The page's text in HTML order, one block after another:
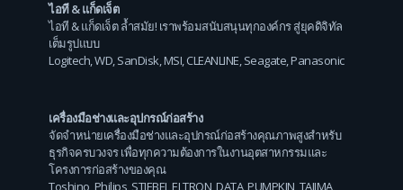
ไอที & แก็ดเจ็ต
ไอที & แก็ดเจ็ต ล้ำสมัย! เราพร้อมสนับสนุนทุกองค์กร สู่ยุคดิจิทัล
เต็มรูปแบบ
Logitech,WD,SanDisk,MSI,CLEANLINE,Seagate,Panasonic
เครื่องมือช่างและอุปกรณ์ก่อสร้าง
จัดจำหน่ายเครื่องมือช่างและอุปกรณ์ก่อสร้างคุณภาพสูงสำหรับ
ธุรกิจครบวงจร เพื่อทุกความต้องการในงานอุตสาหกรรมและ
โครงการก่อสร้างของคุณ
Toshino,Philips,STIEBEL ELTRON,DATA,PUMPKIN,TAJIMA,